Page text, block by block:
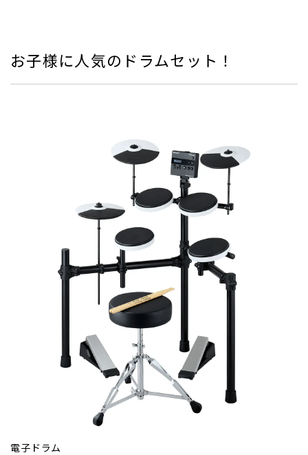
お子様に人気のドラムセット！
電子ドラム